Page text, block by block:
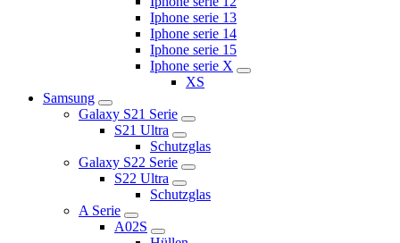
Iphone serie 13
Iphone serie 14
Iphone serie 15
Iphone serie X
XS
Samsung
Galaxy S21 Serie
S21 Ultra
Schutzglas
Galaxy S22 Serie
S22 Ultra
Schutzglas
A Serie
A02S